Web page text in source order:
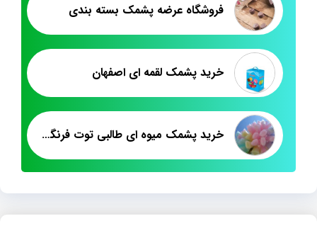
فروشگاه عرضه پشمک بسته بندی
خرید پشمک لقمه ای اصفهان
خرید پشمک میوه ای طالبی توت فرنگی الیافی